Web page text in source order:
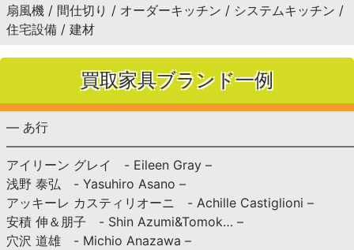
扇風機 / 間仕切り / オーダーキッチン / システムキッチン /
住宅設備 / 建材
買取家具ブランド一例
— あ行
アイリーン グレイ - Eileen Gray –
浅野 泰弘 - Yasuhiro Asano –
アッキーレ カスティリオーニ - Achille Castiglioni –
安積 伸＆朋子 - Shin Azumi&Tomok… –
穴沢 道雄 - Michio Anazawa –